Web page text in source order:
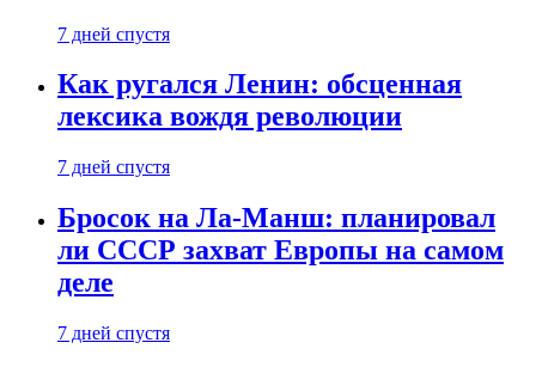
7 дней спустя
Как ругался Ленин: обсценная
лексика вождя революции
7 дней спустя
Бросок на Ла-Манш: планировал
ли СССР захват Европы на самом
деле
7 дней спустя